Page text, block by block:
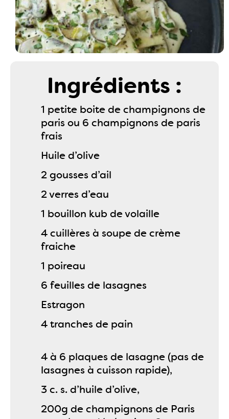
Ingrédients :
1 petite boite de champignons de
paris ou 6 champignons de paris
frais
Huile d’olive
2 gousses d’ail
2 verres d’eau
1 bouillon kub de volaille
4 cuillères à soupe de crème
fraiche
1 poireau
6 feuilles de lasagnes
Estragon
4 tranches de pain
4 à 6 plaques de lasagne (pas de
lasagnes à cuisson rapide),
3 c. s. d’huile d’olive,
200g de champignons de Paris